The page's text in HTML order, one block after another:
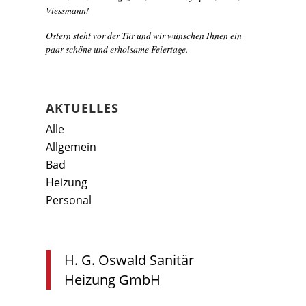
Viessmann!
Ostern steht vor der Tür und wir wünschen Ihnen ein
paar schöne und erholsame Feiertage.
AKTUELLES
Alle
Allgemein
Bad
Heizung
Personal
H. G. Oswald Sanitär
Heizung GmbH